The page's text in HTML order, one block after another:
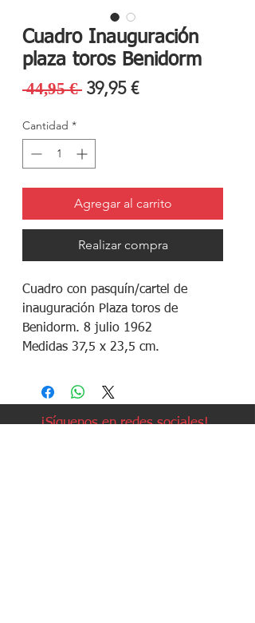
Cuadro Inauguración
plaza toros Benidorm
44,95 € Precio
39,95 €Precio
Cantidad *
Agregar al carrito
Realizar compra
Cuadro con pasquín/cartel de
inauguración Plaza toros de
Benidorm. 8 julio 1962
Medidas 37,5 x 23,5 cm.
¡Síguenos en redes sociales!